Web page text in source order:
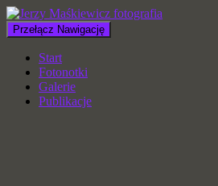
Przełącz Nawigację
Start
Fotonotki
Galerie
Publikacje